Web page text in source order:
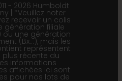
- 2026 Humboldt
| *Veuillez noter
recevoir un colis
génération filiale
ou une génération
(Bx…), mais les
représentent
plus récente du
informations
affichées ici sont
pour nos lots de